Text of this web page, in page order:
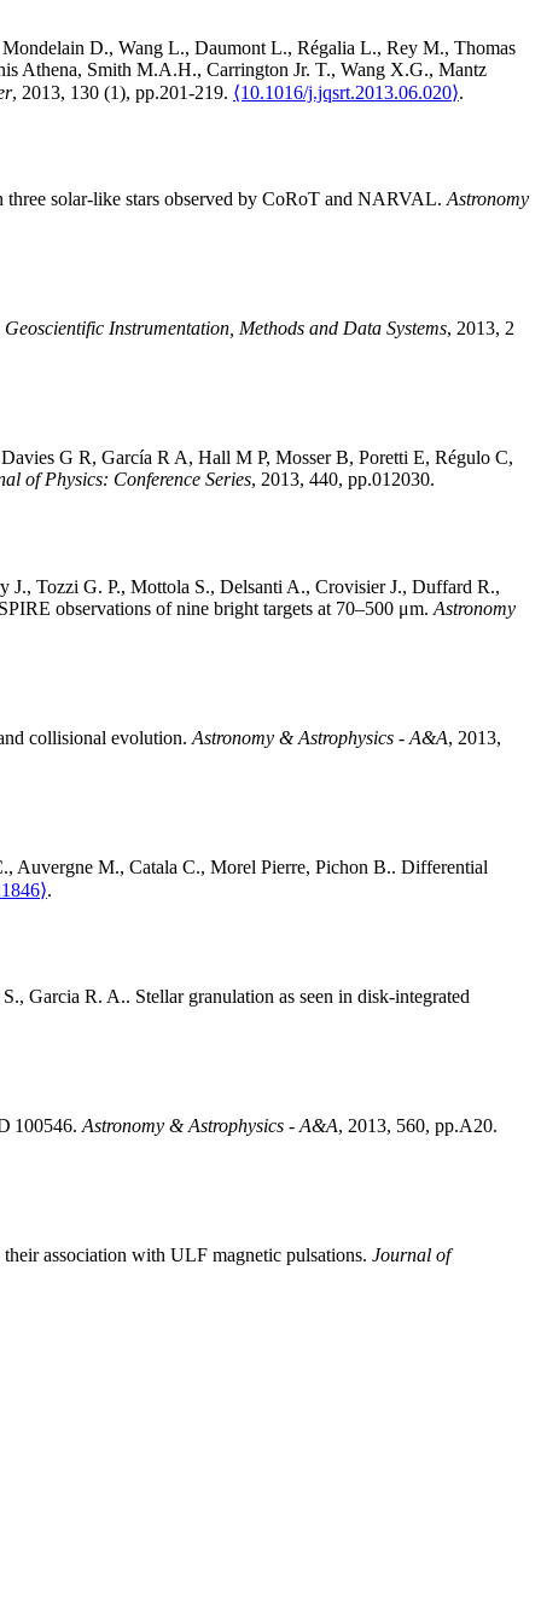
Mondelain D., Wang L., Daumont L., Régalia L., Rey M., Thomas
Athena, Smith M.A.H., Carrington Jr. T., Wang X.G., Mantz
, 2013, 130 (1), pp.201-219. ⟨10.1016/j.jqsrt.2013.06.020⟩.
solar-like stars observed by CoRoT and NARVAL. Astronomy
Geoscientific Instrumentation, Methods and Data Systems, 2013, 2
Davies G R, García R A, Hall M P, Mosser B, Poretti E, Régulo C,
of Physics: Conference Series, 2013, 440, pp.012030.
J., Tozzi G. P., Mottola S., Delsanti A., Crovisier J., Duffard R.,
observations of nine bright targets at 70–500 μm. Astronomy
collisional evolution. Astronomy & Astrophysics - A&A, 2013,
, Auvergne M., Catala C., Morel Pierre, Pichon B.. Differential
.
S., Garcia R. A.. Stellar granulation as seen in disk-integrated
100546. Astronomy & Astrophysics - A&A, 2013, 560, pp.A20.
association with ULF magnetic pulsations. Journal of